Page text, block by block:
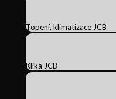
Topení, klimatizace JCB
Klika JCB